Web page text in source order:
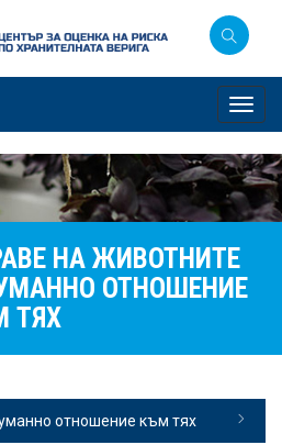
НА ЖИВОТНИТЕ
ОТНОШЕНИЕ
ТЯХ
отношение към тях